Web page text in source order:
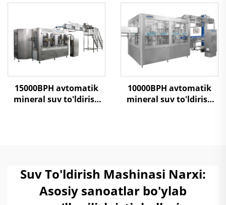
15000BPH avtomatik
mineral suv to'ldirish
10000BPH avtomatik
mineral suv to'ldirish
Suv To'ldirish Mashinasi Narxi:
Asosiy sanoatlar bo'ylab